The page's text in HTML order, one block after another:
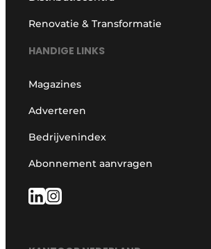
Renovatie & Transformatie
HANDIGE LINKS
Magazines
Adverteren
Bedrijvenindex
Abonnement aanvragen